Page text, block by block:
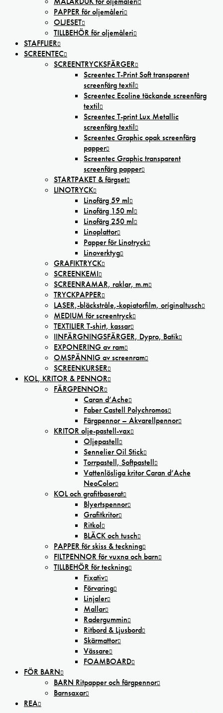
PAPPER för oljemåleri
OLJESET
TILLBEHÖR för oljemåleri
STAFFLIER
SCREENTEC
SCREENTRYCKSFÄRGER
Screentec T-Print Soft transparent
screenfärg textil
Screentec Ecoline täckande screenfärg
textil
Screentec T-print Lux Metallic
screenfärg textil
Screentec Graphic opak screenfärg
papper
Screentec Graphic transparent
screenfärg papper
STARTPAKET & färgset
LINOTRYCK
Linofärg 59 ml
Linofärg 150 ml
Linofärg 250 ml
Linoplattor
Papper för Linotryck
Linoverktyg
GRAFIKTRYCK
SCREENKEMI
SCREENRAMAR, raklar, m.m
TRYCKPAPPER
LASER,-bläckstråle,-kopiatorfilm, oríginaltusch
MEDIUM för screentryck
TEXTILIER T-shirt, kassar
IINFÄRGNINGSFÄRGER, Dypro, Batik
EXPONERING av ram
OMSPÄNNIG av screenram
SCREENKURSER
KOL, KRITOR & PENNOR
FÄRGPENNOR
Caran d’Ache
Faber Castell Polychromos
Färgpennor – Akvarellpennor
KRITOR olje-pastell-vax
Oljepastell
Sennelier Oil Stick
Torrpastell, Softpastell
Vattenlösliga kritor Caran d’Ache
NeoColor
KOL och grafitbaserat
Blyertspennor
Grafitkritor
Ritkol
BLÄCK och tusch
PAPPER för skiss & teckning
FILTPENNOR för vuxna och barn
TILLBEHÖR för teckning
Fixativ
Förvaring
Linjaler
Mallar
Radergummin
Ritbord & Ljusbord
Skärmattor
Vässare
FOAMBOARD
FÖR BARN
BARN Ritpapper och färgpennor
Barnsaxar
REA